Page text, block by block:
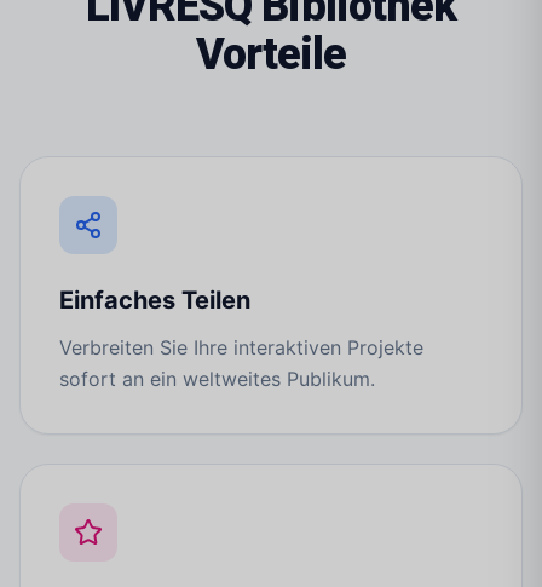
Vorteile
Einfaches Teilen
Verbreiten Sie Ihre interaktiven Projekte
sofort an ein weltweites Publikum.